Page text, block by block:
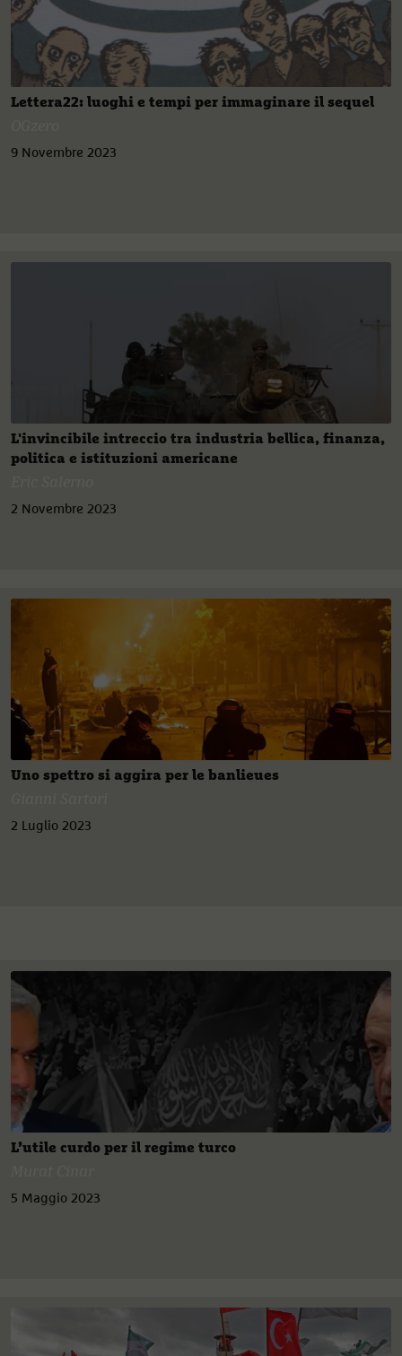
Lettera22: luoghi e tempi per immaginare il sequel
9 Novembre 2023
L'invincibile intreccio tra industria bellica, finanza,
politica e istituzioni americane
2 Novembre 2023
Uno spettro si aggira per le banlieues
2 Luglio 2023
L’utile curdo per il regime turco
5 Maggio 2023